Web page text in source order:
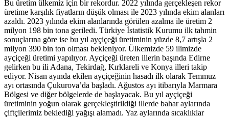
Bu üretim ülkemiz için bir rekordur. 2022 yılında gerçekleşen rekor
üretime karşılık fiyatların düşük olması ile 2023 yılında ekim alanları
azaldı. 2023 yılında ekim alanlarında görülen azalma ile üretim 2
milyon 198 bin tona geriledi. Türkiye İstatistik Kurumu ilk tahmin
sonuçlarına göre ise bu yıl ayçiçeği üretiminin yüzde 8,7 artışla 2
milyon 390 bin ton olması bekleniyor. Ülkemizde 59 ilimizde
ayçiçeği üretimi yapılıyor. Ayçiçeği üreten illerin başında Edirne
gelirken bu ili Adana, Tekirdağ, Kırklareli ve Konya illeri takip
ediyor. Nisan ayında ekilen ayçiçeğinin hasadı ilk olarak Temmuz
ayı ortasında Çukurova’da başladı. Ağustos ayı itibarıyla Marmara
Bölgesi ve diğer bölgelerde de başlayacak. Bu yıl ayçiçeği
üretiminin yoğun olarak gerçekleştirildiği illerde bahar aylarında
çiftçilerimiz beklediği yağışı alamadı. Yaz aylarında sıcaklıklar